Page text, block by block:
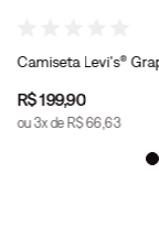
Camiseta Levi's®
R$199,90
ou3x de R$66,63